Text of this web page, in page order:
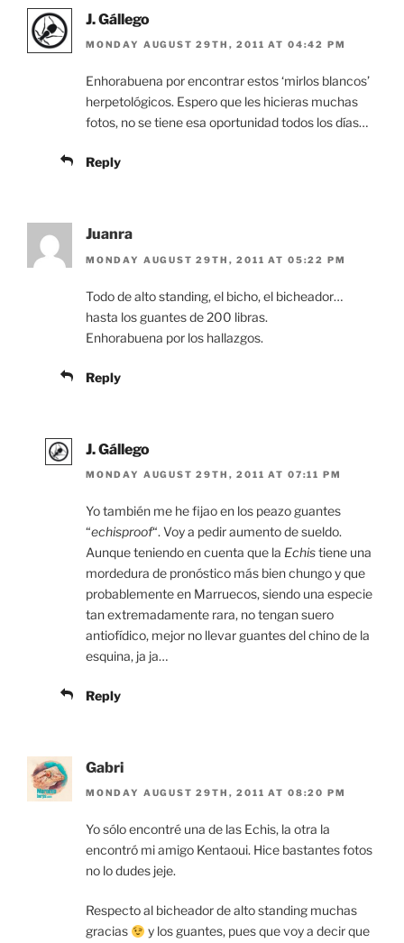
J. Gállego
MONDAY AUGUST 29TH, 2011 AT 04:42 PM
Enhorabuena por encontrar estos ‘mirlos blancos’
herpetológicos. Espero que les hicieras muchas
fotos, no se tiene esa oportunidad todos los días…
Reply
Juanra
MONDAY AUGUST 29TH, 2011 AT 05:22 PM
Todo de alto standing, el bicho, el bicheador…
hasta los guantes de 200 libras.
Enhorabuena por los hallazgos.
Reply
J. Gállego
MONDAY AUGUST 29TH, 2011 AT 07:11 PM
Yo también me he fijao en los peazo guantes
“echisproof“. Voy a pedir aumento de sueldo.
Aunque teniendo en cuenta que la Echistiene una
mordedura de pronóstico más bien chungo y que
probablemente en Marruecos, siendo una especie
tan extremadamente rara, no tengan suero
antiofídico, mejor no llevar guantes del chino de la
esquina, ja ja…
Reply
Gabri
MONDAY AUGUST 29TH, 2011 AT 08:20 PM
Yo sólo encontré una de las Echis, la otra la
encontró mi amigo Kentaoui. Hice bastantes fotos
no lo dudes jeje.
Respecto al bicheador de alto standing muchas
gracias
y los guantes, pues que voy a decir que